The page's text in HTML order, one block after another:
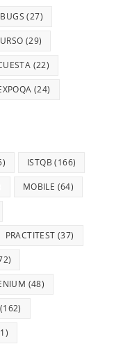
BUGS (27)
(29)
(22)
(24)
ISTQB (166)
MOBILE (64)
PRACTITEST (37)
(48)
(162)